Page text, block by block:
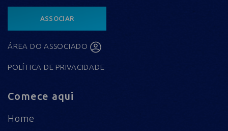
ASSOCIAR
ÁREA DO ASSOCIADO
POLÍTICA DE PRIVACIDADE
Comece aqui
Home